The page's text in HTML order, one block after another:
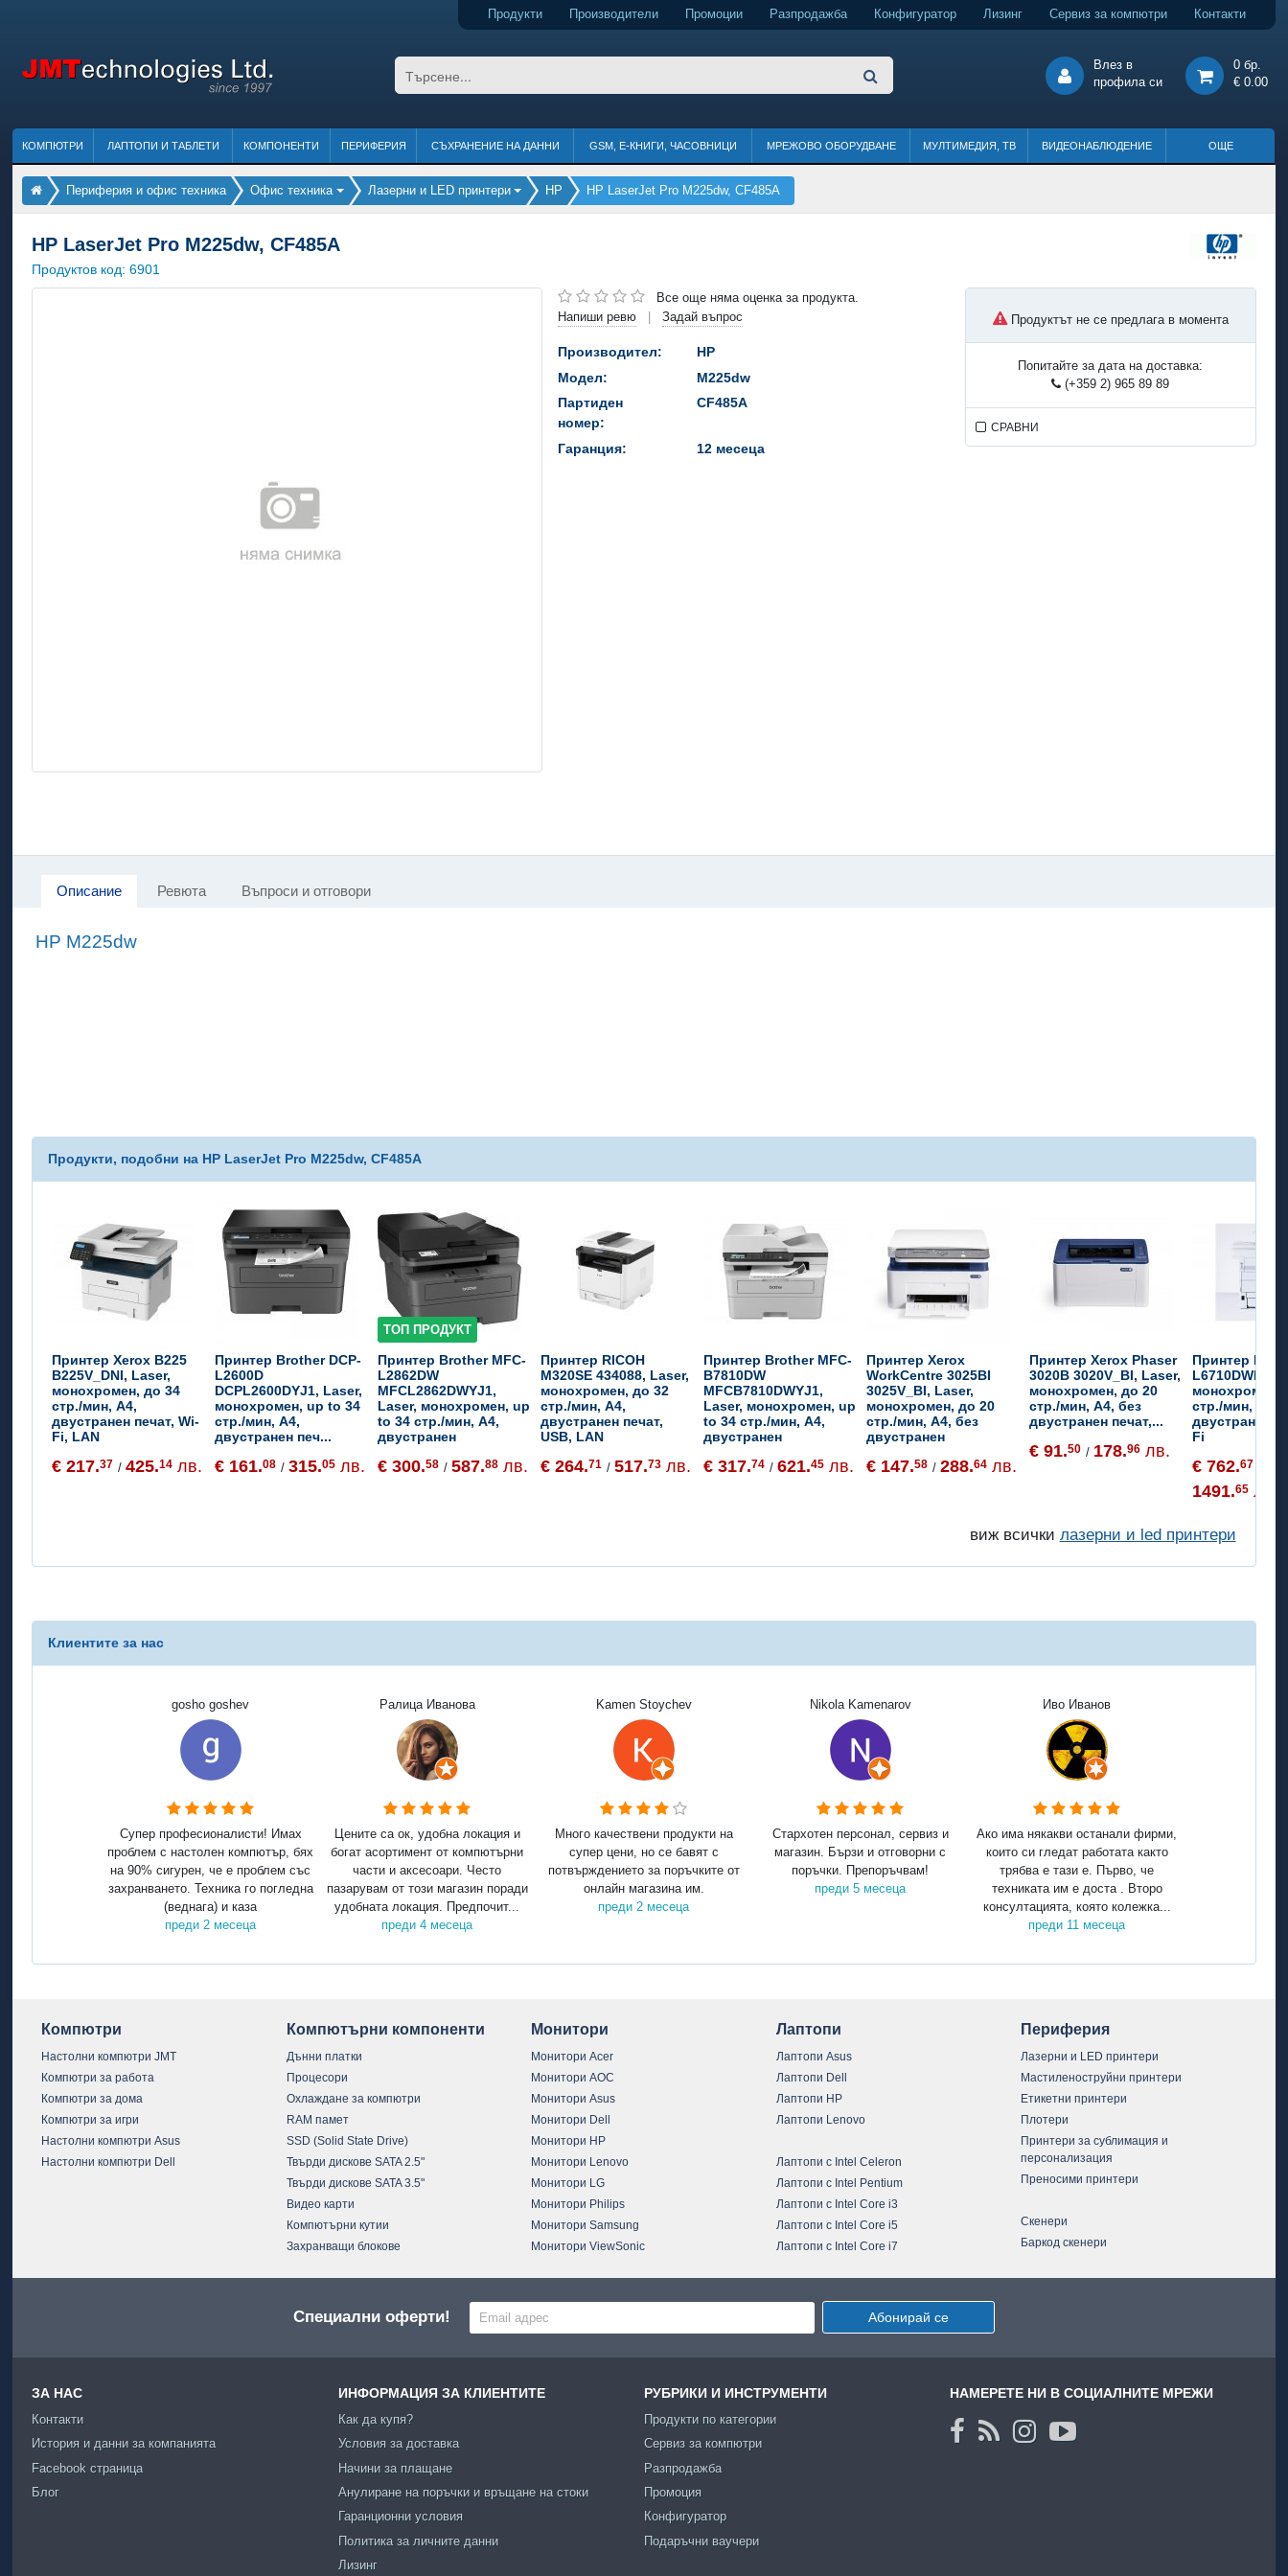
Продукти Производители Промоции Разпродажба Конфигуратор Лизинг Сервиз за компютри Контакти
Влез в
профила си
0 бр.
€ 0.00
КОМПЮТРИ ЛАПТОПИ И ТАБЛЕТИ КОМПОНЕНТИ ПЕРИФЕРИЯ СЪХРАНЕНИЕ НА ДАННИ GSM, Е-КНИГИ, ЧАСОВНИЦИ МРЕЖОВО ОБОРУДВАНЕ МУЛТИМЕДИЯ, ТВ ВИДЕОНАБЛЮДЕНИЕ ОЩЕ
Периферия и офис техника Офис техника Лазерни и LED принтери HP HP LaserJet Pro M225dw, CF485A
HP LaserJet Pro M225dw, CF485A
Продуктов код:6901
Все още няма оценка за продукта.
Напиши ревю
Задай въпрос
Производител:
HP
Модел:
M225dw
Партиден
номер:
CF485A
Гаранция: 12 месеца
Продуктът не се предлага в момента
Попитайте за дата на доставка:
(+359 2) 965 89 89
СРАВНИ
Описание Ревюта Въпроси и отговори
HP M225dw
Продукти, подобни на HP LaserJet Pro M225dw, CF485A
Принтер Xerox B225
B225V_DNI, Laser,
монохромен, до 34
стр./мин, A4,
двустранен печат, Wi-
Fi, LAN
€ 217.37 /425.14 лв.
Принтер Brother DCP-
L2600D
DCPL2600DYJ1, Laser,
монохромен, up to 34
стр./мин, A4,
двустранен печ...
€ 161.08 /315.05 лв.
ТОП ПРОДУКТ
Принтер Brother MFC-
L2862DW
MFCL2862DWYJ1,
Laser, монохромен, up
to 34 стр./мин, A4,
двустранен
€ 300.58 /587.88 лв.
Принтер RICOH
M320SE 434088, Laser,
монохромен, до 32
стр./мин, A4,
двустранен печат,
USB, LAN
€ 264.71 /517.73 лв.
Принтер Brother MFC-
B7810DW
MFCB7810DWYJ1,
Laser, монохромен, up
to 34 стр./мин, A4,
двустранен
€ 317.74 /621.45 лв.
Принтер Xerox
WorkCentre 3025BI
3025V_BI, Laser,
монохромен, до 20
стр./мин, A4, без
двустранен
€ 147.58 /288.64 лв.
Принтер Xerox Phaser
3020B 3020V_BI, Laser,
монохромен, до 20
стр./мин, A4, без
двустранен печат,...
€ 91.50 / 178.96 лв.
Принтер
L6710DWRE1,
монохромен,
стр./мин, A4,
двустранен
Fi
€ 762.67
1491.65 лв.
виж всички лазерни и led принтери
Клиентите за нас
gosho goshev
Супер професионалисти! Имах
проблем с настолен компютър, бях
на 90% сигурен, че е проблем със
захранването. Техника го погледна
(веднага) и каза
преди 2 месеца
Ралица Иванова
Цените са ок, удобна локация и
богат асортимент от компютърни
части и аксесоари. Често
пазарувам от този магазин поради
удобната локация. Предпочит...
преди 4 месеца
Kamen Stoychev
Много качествени продукти на
супер цени, но се бавят с
потвърждението за поръчките от
онлайн магазина им.
преди 2 месеца
Nikola Kamenarov
Стархотен персонал, сервиз и
магазин. Бързи и отговорни с
поръчки. Препоръчвам!
преди 5 месеца
Иво Иванов
Ако има някакви останали фирми,
които си гледат работата както
трябва е тази е. Първо, че
техниката им е доста . Второ
консултацията, която колежка...
преди 11 месеца
Компютри
Настолни компютри JMT
Компютри за работа
Компютри за дома
Компютри за игри
Настолни компютри Asus
Настолни компютри Dell
Компютърни компоненти
Дънни платки
Процесори
Охлаждане за компютри
RAM памет
SSD (Solid State Drive)
Твърди дискове SATA 2.5"
Твърди дискове SATA 3.5"
Видео карти
Компютърни кутии
Захранващи блокове
Монитори
Монитори Acer
Монитори AOC
Монитори Asus
Монитори Dell
Монитори HP
Монитори Lenovo
Монитори LG
Монитори Philips
Монитори Samsung
Монитори ViewSonic
Лаптопи
Лаптопи Asus
Лаптопи Dell
Лаптопи HP
Лаптопи Lenovo
Лаптопи с Intel Celeron
Лаптопи с Intel Pentium
Лаптопи с Intel Core i3
Лаптопи с Intel Core i5
Лаптопи с Intel Core i7
Периферия
Лазерни и LED принтери
Мастиленоструйни принтери
Етикетни принтери
Плотери
Принтери за сублимация и
персонализация
Преносими принтери
Скенери
Баркод скенери
Специални оферти! Абонирай се
ЗА НАС
Контакти
История и данни за компанията
Facebook страница
Блог
ИНФОРМАЦИЯ ЗА КЛИЕНТИТЕ
Как да купя?
Условия за доставка
Начини за плащане
Анулиране на поръчки и връщане на стоки
Гаранционни условия
Политика за личните данни
Лизинг
РУБРИКИ И ИНСТРУМЕНТИ
Продукти по категории
Сервиз за компютри
Разпродажба
Промоция
Конфигуратор
Подаръчни ваучери
НАМЕРЕТЕ НИ В СОЦИАЛНИТЕ МРЕЖИ